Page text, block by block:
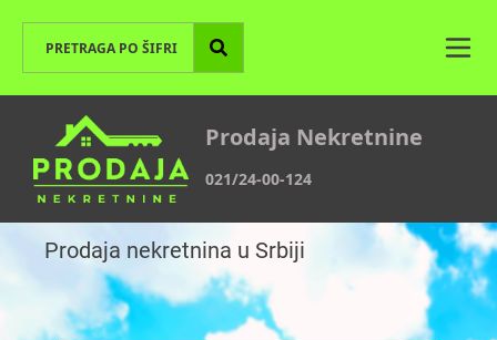
Prodaja Nekretnine
021/24-00-124
Prodaja nekretnina u Srbiji